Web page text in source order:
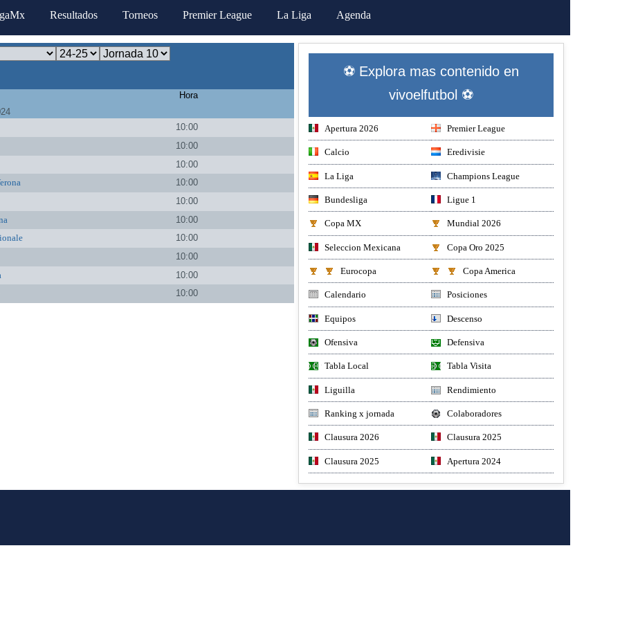
Resultados Torneos Premier League La Liga Agenda
Hora
10:00
10:00
10:00
10:00
10:00
10:00
10:00
10:00
10:00
10:00
⚽ Explora mas contenido en
vivoelfutbol ⚽
Apertura 2026 Premier League
Calcio Eredivisie
La Liga Champions League
Bundesliga Ligue 1
Copa MX Mundial 2026
Seleccion Mexicana Copa Oro 2025
Eurocopa Copa America
Calendario Posiciones
Equipos Descenso
Ofensiva Defensiva
Tabla Local Tabla Visita
Liguilla Rendimiento
Ranking x jornada Colaboradores
Clausura 2026 Clausura 2025
Clausura 2025 Apertura 2024